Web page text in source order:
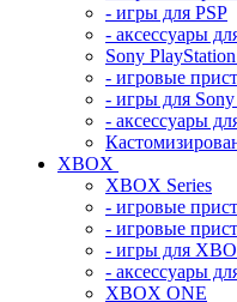
- игры для PSP
- аксессуары
Sony
- игровые
- игры для
- аксессуары
XBOX
XBOX Series
- игровые
- игровые
- игры для
- аксессуары
XBOX ONE